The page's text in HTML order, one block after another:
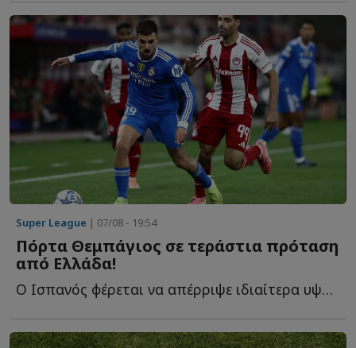
Super League | 07/08 - 19:54
Πόρτα Θεμπάγιος σε τεράστια πρόταση
από Ελλάδα!
Ο Ισπανός φέρεται να απέρριψε ιδιαίτερα υψηλή οικονομική π...